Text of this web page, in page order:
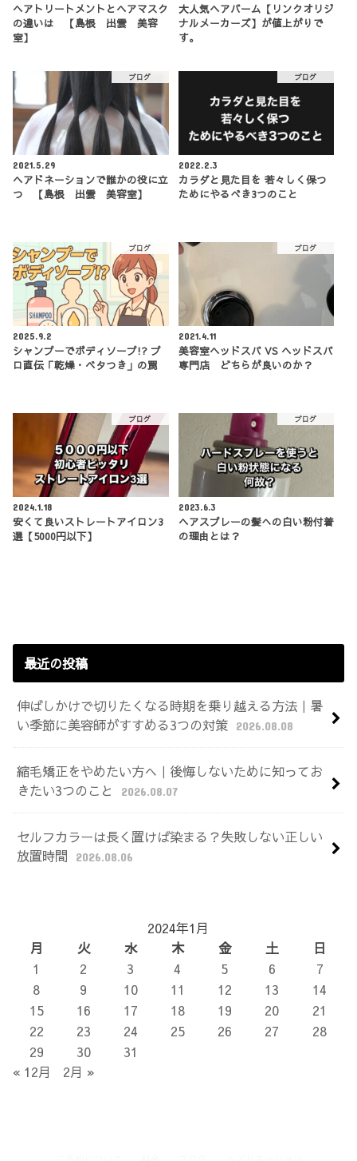
ヘアトリートメントとヘアマスク
の違いは 【島根 出雲 美容
室】
大人気ヘアバーム【リンクオリジ
ナルメーカーズ】が値上がりで
す。
ブログ
2021.5.29
ヘアドネーションで誰かの役に立
つ 【島根 出雲 美容室】
ブログ
2022.2.3
カラダと見た目を 若々しく保つ
ためにやるべき3つのこと
ブログ
2025.9.2
シャンプーでボディソープ!? プ
ロ直伝「乾燥・ベタつき」の罠
ブログ
2021.4.11
美容室ヘッドスパ VS ヘッドスパ
専門店 どちらが良いのか？
ブログ
2024.1.18
安くて良いストレートアイロン3
選【5000円以下】
ブログ
2023.6.3
ヘアスプレーの髪への白い粉付着
の理由とは？
最近の投稿
伸ばしかけで切りたくなる時期を乗り越える方法｜暑
い季節に美容師がすすめる3つの対策
2026.08.08
縮毛矯正をやめたい方へ｜後悔しないために知ってお
きたい3つのこと
2026.08.07
セルフカラーは長く置けば染まる？失敗しない正しい
放置時間
2026.08.06
2024年1月
月
火 水 木 金 土
日
1
2 3 4 5 6
7
8
9 10 11 12 13
14
15
16 17 18 19 20
21
22
23 24 25 26 27
28
29
30
31
« 12月
2月 »